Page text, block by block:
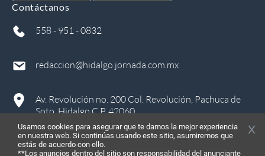
Contáctanos
558 - 951 - 0832
redaccion@hidalgo.jornada.com.mx
Av. Revolución no. 200 Col. Revolución, Pachuca de
Soto, Hidalgo C.P. 42060
Usamos cookies para asegurar que te damos la mejor experiencia
en nuestra web. Si continúas usando este sitio, asumiremos que
estás de acuerdo con ello.
**Los anuncios dentro del sitio son responsabilidad del anunciante